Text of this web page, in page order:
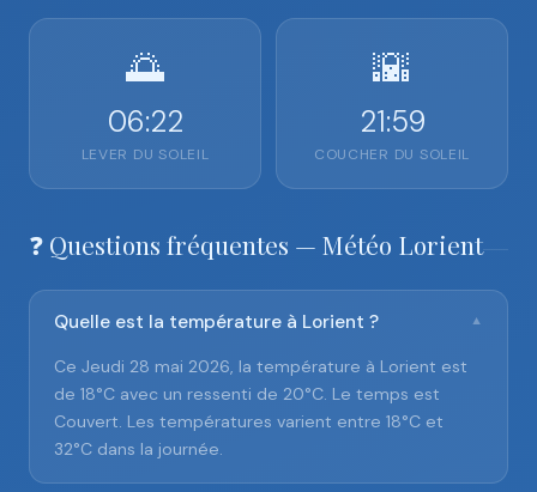
🌅
06:22
LEVER DU SOLEIL
🌇
21:59
COUCHER DU SOLEIL
❓ Questions fréquentes — Météo Lorient
Quelle est la température à Lorient ? ▼
Ce Jeudi 28 mai 2026, la température à Lorient est
de 18°C avec un ressenti de 20°C. Le temps est
Couvert. Les températures varient entre 18°C et
32°C dans la journée.